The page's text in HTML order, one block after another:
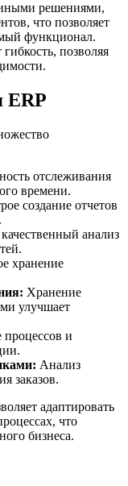
решениями,
что позволяет
функционал.
позволяя
ERP
отслеживания
времени.
создание отчетов
анализ
хранение
Хранение
улучшает
и
Анализ
заказов.
адаптировать
что
бизнеса.